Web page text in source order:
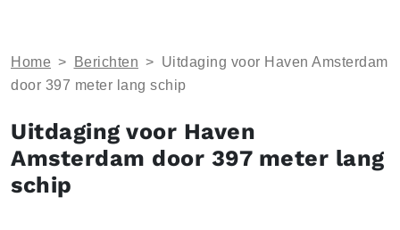
Home > Berichten > Uitdaging voor Haven Amsterdam
door 397 meter lang schip
Uitdaging voor Haven
Amsterdam door 397 meter lang
schip